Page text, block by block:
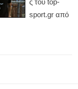
ς του top-
sport.gr από